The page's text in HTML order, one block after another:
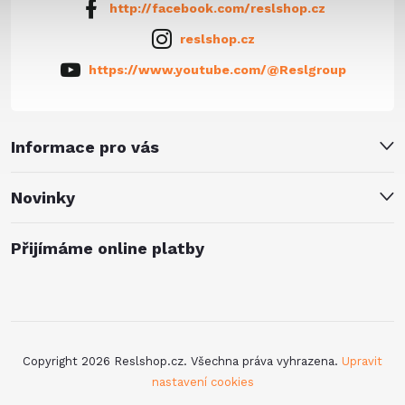
Informace pro vás
Novinky
http://facebook.com/reslshop.cz
reslshop.cz
https://www.youtube.com/@Reslgroup
Přijímáme online platby
Copyright 2026 Reslshop.cz. Všechna práva vyhrazena. Upravit
nastavení cookies